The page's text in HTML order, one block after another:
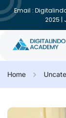
Email :
2025 |
Home